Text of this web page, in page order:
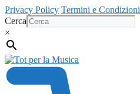
Vai
al
contenuto
Privacy Policy Termini e Condizioni
Cerca
×